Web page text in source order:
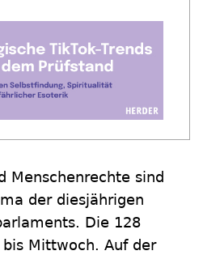
Menschenrechte sind
der diesjährigen
Die 128
Mittwoch. Auf der